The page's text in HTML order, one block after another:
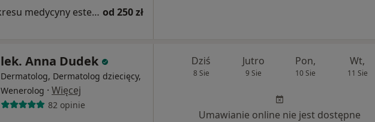
Konsultacja z zakresu medycyny estetycznej od 250 zł
lek. Anna Dudek
Dermatolog, Dermatolog dziecięcy,
Wenerolog · Więcej
82 opinie
Dziś
8 Sie
Jutro
9 Sie
Pon,
10 Sie
Wt,
11 Sie
Umawianie online nie jest dostępne